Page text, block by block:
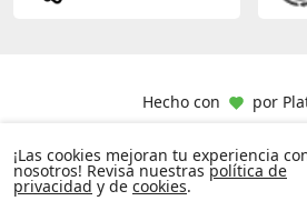
Hecho con por
Platanitos Favoritos
¡Las cookies mejoran tu experiencia
nosotros! Revisa nuestras política de
privacidad y de cookies.